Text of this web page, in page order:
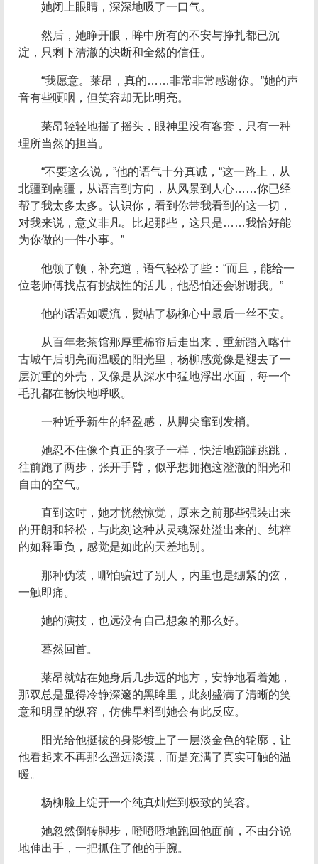
她闭上眼睛，深深地吸了一口气。
然后，她睁开眼，眸中所有的不安与挣扎都已沉
淀，只剩下清澈的决断和全然的信任。
“我愿意。莱昂，真的……非常非常感谢你。”她的声
音有些哽咽，但笑容却无比明亮。
莱昂轻轻地摇了摇头，眼神里没有客套，只有一种
理所当然的担当。
“不要这么说，”他的语气十分真诚，“这一路上，从
北疆到南疆，从语言到方向，从风景到人心……你已经
帮了我太多太多。认识你，看到你带我看到的这一切，
对我来说，意义非凡。比起那些，这只是……我恰好能
为你做的一件小事。”
他顿了顿，补充道，语气轻松了些：“而且，能给一
位老师傅找点有挑战性的活儿，他恐怕还会谢谢我。”
他的话语如暖流，熨帖了杨柳心中最后一丝不安。
从百年老茶馆那厚重棉帘后走出来，重新踏入喀什
古城午后明亮而温暖的阳光里，杨柳感觉像是褪去了一
层沉重的外壳，又像是从深水中猛地浮出水面，每一个
毛孔都在畅快地呼吸。
一种近乎新生的轻盈感，从脚尖窜到发梢。
她忍不住像个真正的孩子一样，快活地蹦蹦跳跳，
往前跑了两步，张开手臂，似乎想拥抱这澄澈的阳光和
自由的空气。
直到这时，她才恍然惊觉，原来之前那些强装出来
的开朗和轻松，与此刻这种从灵魂深处溢出来的、纯粹
的如释重负，感觉是如此的天差地别。
那种伪装，哪怕骗过了别人，内里也是绷紧的弦，
一触即痛。
她的演技，也远没有自己想象的那么好。
蓦然回首。
莱昂就站在她身后几步远的地方，安静地看着她，
那双总是显得冷静深邃的黑眸里，此刻盛满了清晰的笑
意和明显的纵容，仿佛早料到她会有此反应。
阳光给他挺拔的身影镀上了一层淡金色的轮廓，让
他看起来不再那么遥远淡漠，而是充满了真实可触的温
暖。
杨柳脸上绽开一个纯真灿烂到极致的笑容。
她忽然倒转脚步，噔噔噔地跑回他面前，不由分说
地伸出手，一把抓住了他的手腕。